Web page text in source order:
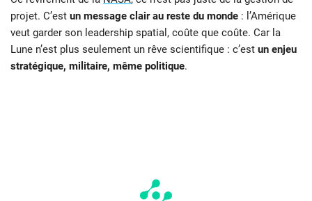
projet. C’est un message clair au reste du monde : l’Amérique
veut garder son leadership spatial, coûte que coûte. Car la
Lune n’est plus seulement un rêve scientifique : c’est un enjeu
stratégique, militaire, même politique.